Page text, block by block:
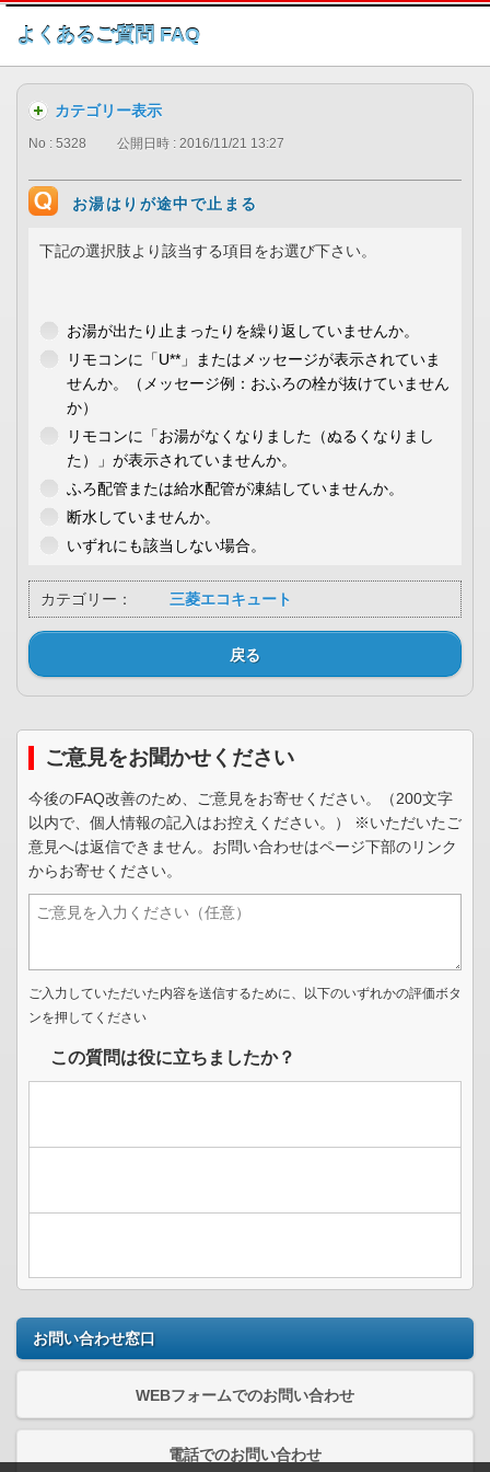
このページの本文へ
よくあるご質問 FAQ
カテゴリー表示
No : 5328 公開日時 : 2016/11/21 13:27
お湯はりが途中で止まる
下記の選択肢より該当する項目をお選び下さい。
お湯が出たり止まったりを繰り返していませんか。
リモコンに「U**」またはメッセージが表示されていま
せんか。（メッセージ例：おふろの栓が抜けていません
か）
リモコンに「お湯がなくなりました（ぬるくなりまし
た）」が表示されていませんか。
ふろ配管または給水配管が凍結していませんか。
断水していませんか。
いずれにも該当しない場合。
カテゴリー： 三菱エコキュート
戻る
ご意見をお聞かせください
今後のFAQ改善のため、ご意見をお寄せください。（200文字
以内で、個人情報の記入はお控えください。） ※いただいたご
意見へは返信できません。お問い合わせはページ下部のリンク
からお寄せください。
ご入力していただいた内容を送信するために、以下のいずれかの評価ボタ
ンを押してください
この質問は役に立ちましたか？
お問い合わせ窓口
WEBフォームでのお問い合わせ
電話でのお問い合わせ